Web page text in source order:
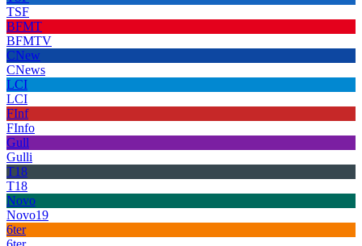
TSF
BFMT
BFMTV
CNew
CNews
LCI
LCI
FInf
FInfo
Gull
Gulli
T18
T18
Novo
Novo19
6ter